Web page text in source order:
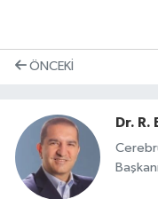
ÖNCEKI
Dr. R.
Başkanı